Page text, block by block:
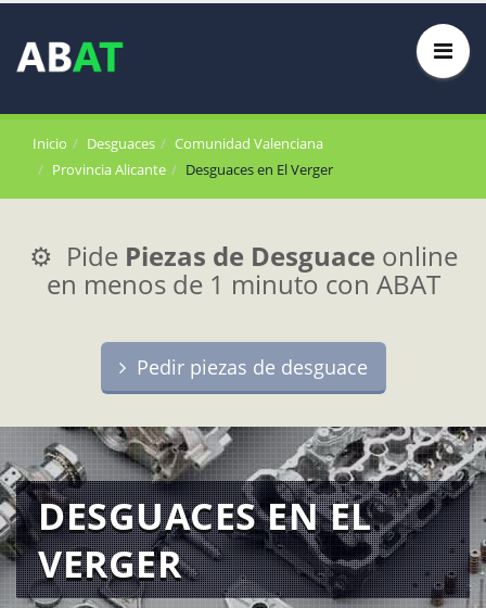
Inicio Desguaces
Comunidad Valenciana
Provincia Alicante
Desguaces en El Verger
⚙️ Pide Piezas de Desguace online
en menos de 1 minuto con ABAT
Pedir piezas de desguace
DESGUACES EN EL
VERGER